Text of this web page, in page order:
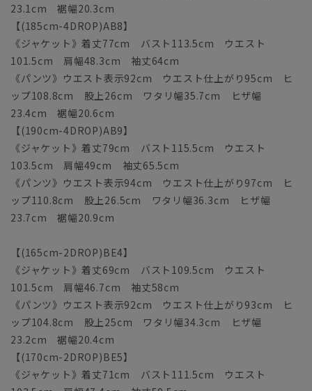
23.1cm 裾幅20.3cm
【(185cm-4DROP)AB8】
《ジャケット》着丈77cm バスト113.5cm ウエスト
101.5cm 肩幅48.3cm 袖丈64cm
《パンツ》ウエスト表示92cm ウエスト仕上がり95cm ヒ
ップ108.8cm 股上26cm ワタリ幅35.7cm ヒザ幅
23.4cm 裾幅20.6cm
【(190cm-4DROP)AB9】
《ジャケット》着丈79cm バスト115.5cm ウエスト
103.5cm 肩幅49cm 袖丈65.5cm
《パンツ》ウエスト表示94cm ウエスト仕上がり97cm ヒ
ップ110.8cm 股上26.5cm ワタリ幅36.3cm ヒザ幅
23.7cm 裾幅20.9cm
【(165cm-2DROP)BE4】
《ジャケット》着丈69cm バスト109.5cm ウエスト
101.5cm 肩幅46.7cm 袖丈58cm
《パンツ》ウエスト表示92cm ウエスト仕上がり93cm ヒ
ップ104.8cm 股上25cm ワタリ幅34.3cm ヒザ幅
23.2cm 裾幅20.4cm
【(170cm-2DROP)BE5】
《ジャケット》着丈71cm バスト111.5cm ウエスト